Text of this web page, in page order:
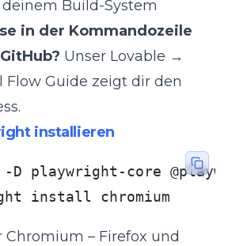
Build-System
in der Kommandozeile
Unser Lovable →
Flow Guide zeigt dir den
installieren
D playwright-core
install chromium
– Firefox und